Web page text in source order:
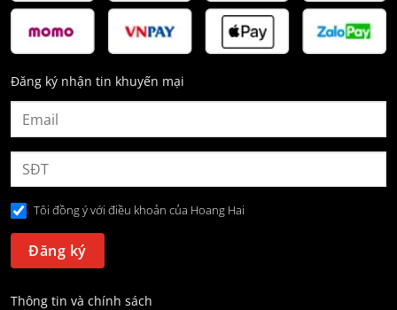
Đăng ký nhận tin khuyến mại
Tôi đồng ý với điều khoản của Hoang Hai
Thông tin và chính sách